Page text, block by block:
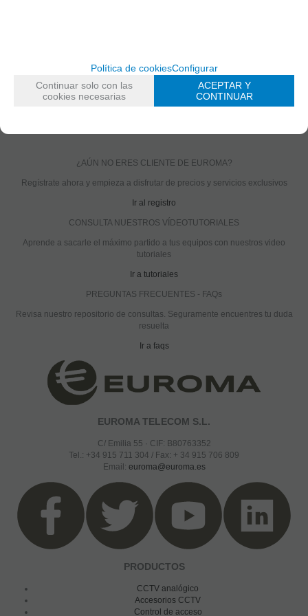
Valorar
Imprimir
¿AÚN NO ERES CLIENTE DE EUROMA?
Regístrate ahora y empieza a disfrutar de precios y servicios exclusivos
Ir al registro
CONSULTA NUESTROS VÍDEOTUTORIALES
Aprende a sacarle el máximo partido a tus equipos con nuestros video
tutoriales
Ir a tutoriales
PREGUNTAS FRECUENTES - FAQs
Revisa nuestro repositorio de consultas. Seguramente encuentres tu duda
resuelta
Ir a faqs
EUROMA TELECOM S.L.
C/ Emilia 55 · CIF: B80763352
Tel.: +34 915 711 304 / Fax: + 34 915 706 809
Email: euroma@euroma.es
PRODUCTOS
CCTV analógico
Accesorios CCTV
Control de acceso
Política de cookiesConfigurar
Continuar solo con las
cookies necesarias
ACEPTAR Y
CONTINUAR